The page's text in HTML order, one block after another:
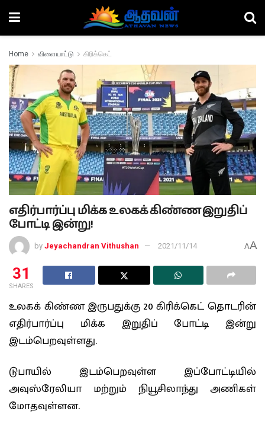
Home விளையாட்டு கிரிக்கெட்
எதிர்பார்ப்பு மிக்க உலகக் கிண்ண இறுதிப்
போட்டி இன்று!
by Jeyachandran Vithushan 2021/11/14 AA
31
SHARES
உலகக் கிண்ண இருபதுக்கு 20 கிரிக்கெட் தொடரின்
எதிர்பார்ப்பு மிக்க இறுதிப் போட்டி இன்று
இடம்பெறவுள்ளது.
டுபாயில் இடம்பெறவுள்ள இப்போட்டியில்
அவுஸ்ரேலியா மற்றும் நியூசிலாந்து அணிகள்
மோதவுள்ளன.